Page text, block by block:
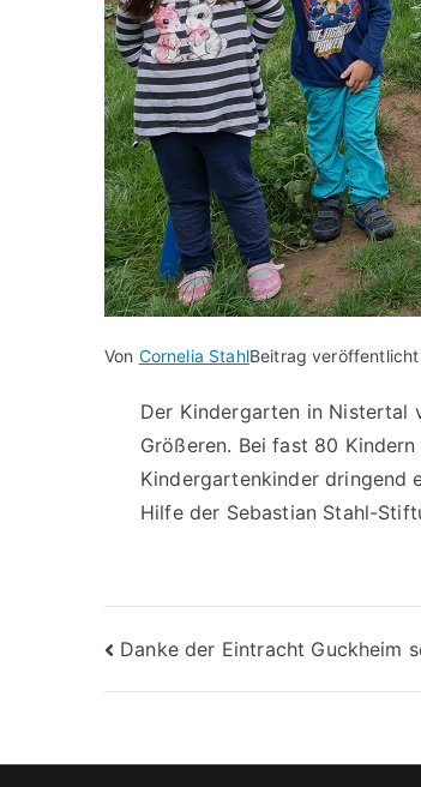
Von Cornelia StahlBeitrag veröffentlicht
Der Kindergarten in Nistertal
Größeren. Bei fast 80
Kindergartenkinder dringend
Hilfe der Sebastian Stahl-
Danke der Eintracht Guckheim